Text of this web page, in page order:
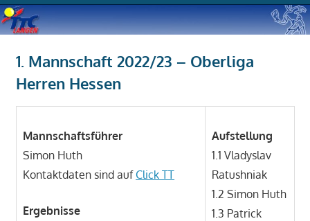
1. Mannschaft 2022/23 – Oberliga
Herren Hessen
Mannschaftsführer
Simon Huth
Kontaktdaten sind auf Click TT
Ergebnisse
Aufstellung
1.1 Vladyslav
Ratushniak
1.2 Simon Huth
1.3 Patrick